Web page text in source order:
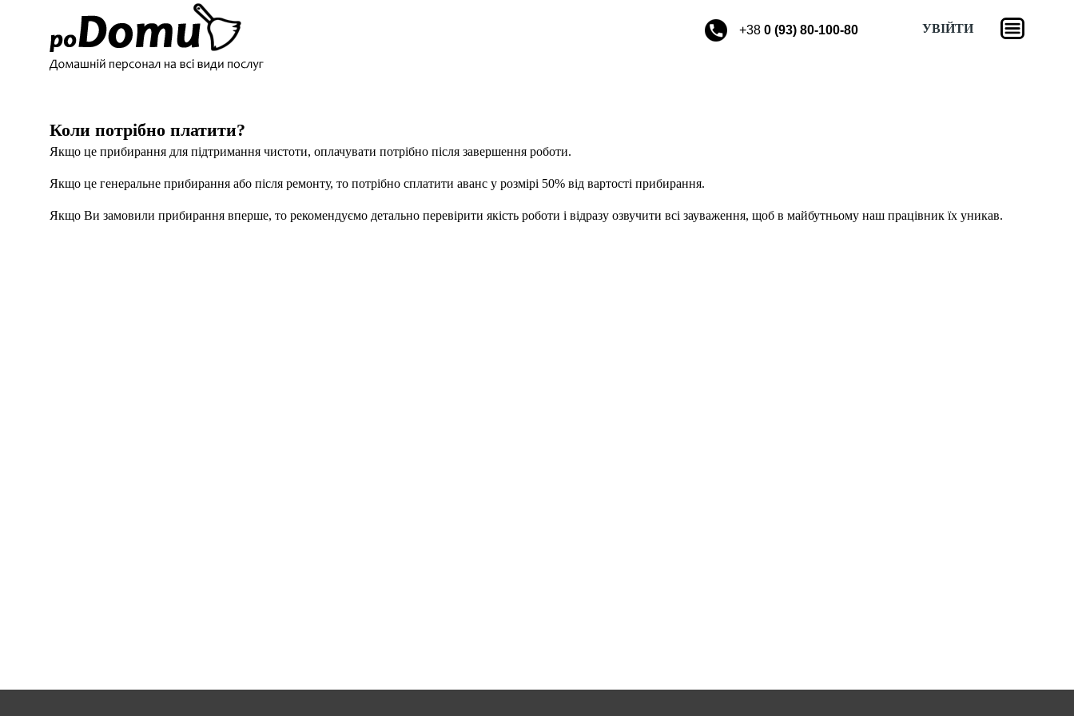
УВІЙТИ
+38 0 (93) 80-100-80
Коли потрібно платити?
Якщо це прибирання для підтримання чистоти, оплачувати потрібно після завершення роботи.
Якщо це генеральне прибирання або після ремонту, то потрібно сплатити аванс у розмірі 50% від вартості прибирання.
Якщо Ви замовили прибирання вперше, то рекомендуємо детально перевірити якість роботи і відразу озвучити всі зауваження, щоб в майбутньому наш працівник їх уникав.